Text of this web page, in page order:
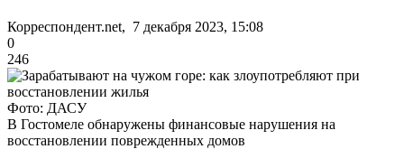
Корреспондент.net, 7 декабря 2023, 15:08
0
246
Фото: ДАСУ
В Гостомеле обнаружены финансовые нарушения на
восстановлении поврежденных домов